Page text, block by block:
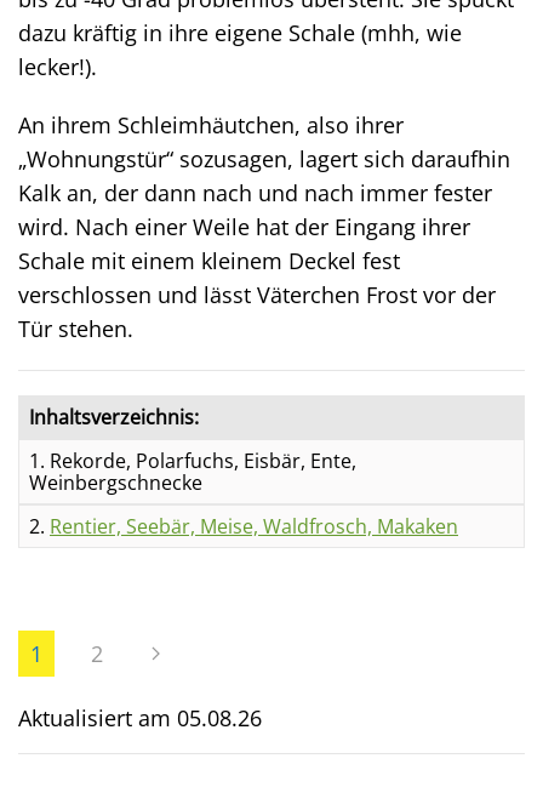
dazu kräftig in ihre eigene Schale (mhh, wie
lecker!).
An ihrem Schleimhäutchen, also ihrer
„Wohnungstür“ sozusagen, lagert sich daraufhin
Kalk an, der dann nach und nach immer fester
wird. Nach einer Weile hat der Eingang ihrer
Schale mit einem kleinem Deckel fest
verschlossen und lässt Väterchen Frost vor der
Tür stehen.
Inhaltsverzeichnis:
1. Rekorde, Polarfuchs, Eisbär, Ente,
Weinbergschnecke
2. Rentier, Seebär, Meise, Waldfrosch, Makaken
1 2
Aktualisiert am 05.08.26